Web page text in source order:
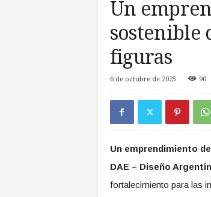
Un
sostenible
figuras
6 de octubre de 2025 90
Un emprendimiento
DAE – Diseño
fortalecimiento para las